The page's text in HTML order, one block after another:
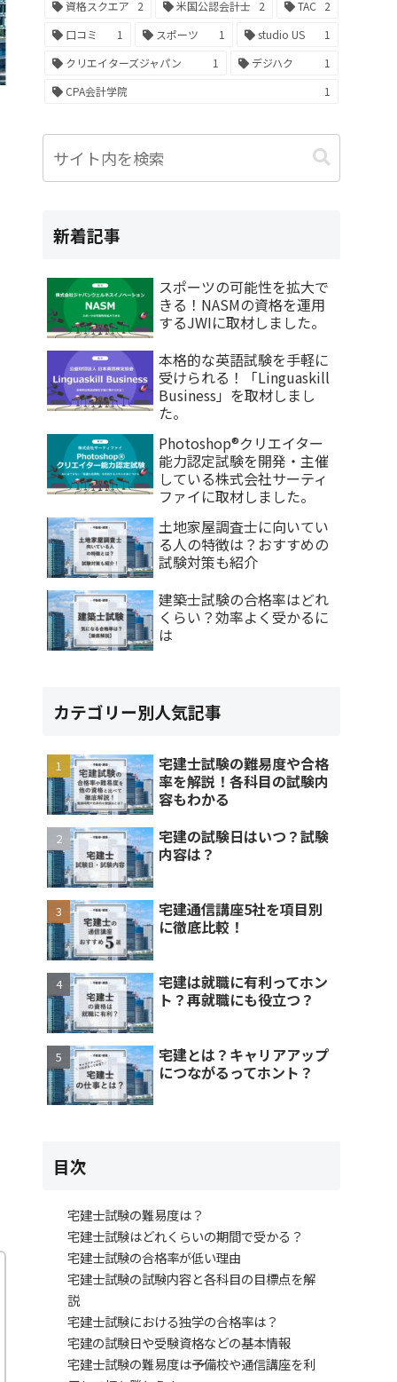
資格スクエア
2 米国公認会計士 2 TAC
2
口コミ
1 スポーツ 1 studio US
1
クリエイターズジャパン
1 デジハク
1
CPA会計学院
1
新着記事
スポーツの可能性を拡大で
きる！NASMの資格を運用
するJWIに取材しました。
本格的な英語試験を手軽に
受けられる！「Linguaskill
Business」を取材しまし
た。
Photoshop®クリエイター
能力認定試験を開発・主催
している株式会社サーティ
ファイに取材しました。
土地家屋調査士に向いてい
る人の特徴は？おすすめの
試験対策も紹介
建築士試験の合格率はどれ
くらい？効率よく受かるに
は
カテゴリー別人気記事
宅建士試験の難易度や合格
率を解説！各科目の試験内
容もわかる
宅建の試験日はいつ？試験
内容は？
宅建通信講座5社を項目別
に徹底比較！
宅建は就職に有利ってホン
ト？再就職にも役立つ？
宅建とは？キャリアアップ
につながるってホント？
目次
宅建士試験の難易度は？
宅建士試験はどれくらいの期間で受かる？
宅建士試験の合格率が低い理由
宅建士試験の試験内容と各科目の目標点を解
説
宅建士試験における独学の合格率は？
宅建の試験日や受験資格などの基本情報
宅建士試験の難易度は予備校や通信講座を利